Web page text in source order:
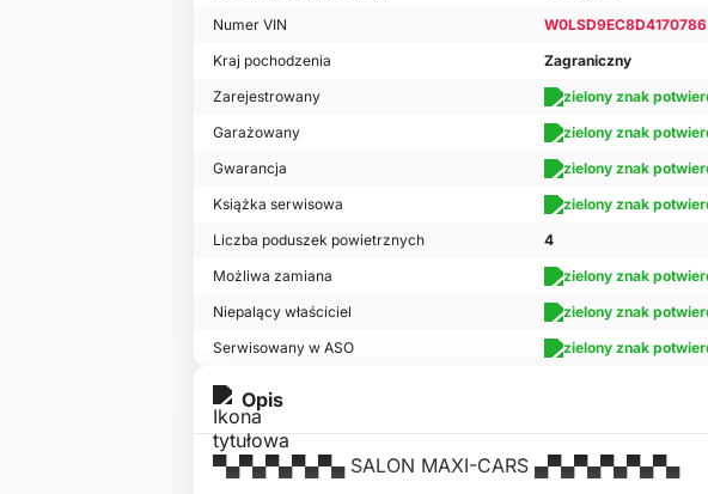
Numer VIN
W0LSD9EC8D4170786
Kraj pochodzenia
Zagraniczny
Zarejestrowany
Garażowany
Gwarancja
Książka serwisowa
Liczba poduszek powietrznych
4
Możliwa zamiana
Niepalący właściciel
Serwisowany w ASO
Opis
▀▄▀▄▀▄▀▄▀▄ SALON MAXI-CARS ▄▀▄▀▄▀▄▀▄▀▄